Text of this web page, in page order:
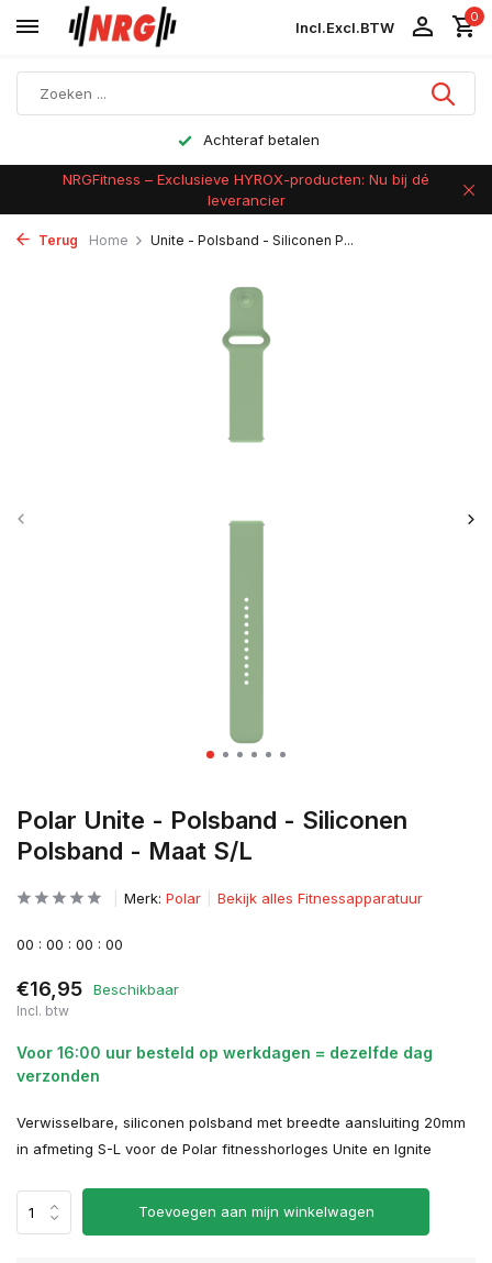
Incl.Excl.BTW
0
Achteraf betalen
NRGFitness – Exclusieve HYROX-producten: Nu bij dé
leverancier
Terug Home Unite - Polsband - Siliconen P...
Polar Unite - Polsband - Siliconen
Polsband - Maat S/L
Merk: Polar Bekijk alles Fitnessapparatuur
00 : 00 : 00 : 00
€16,95 Beschikbaar
Incl. btw
Voor 16:00 uur besteld op werkdagen = dezelfde dag
verzonden
Verwisselbare, siliconen polsband met breedte aansluiting 20mm
in afmeting S-L voor de Polar fitnesshorloges Unite en Ignite
Toevoegen aan mijn winkelwagen